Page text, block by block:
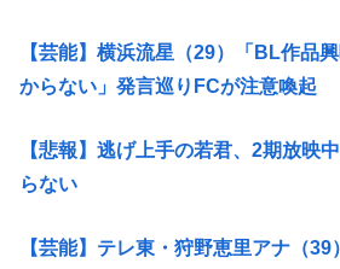
【芸能】横浜流星（29）「BL作品
からない」発言巡りFCが注意喚起
【悲報】逃げ上手の若君、2期放映
らない
【芸能】テレ東・狩野恵里アナ（